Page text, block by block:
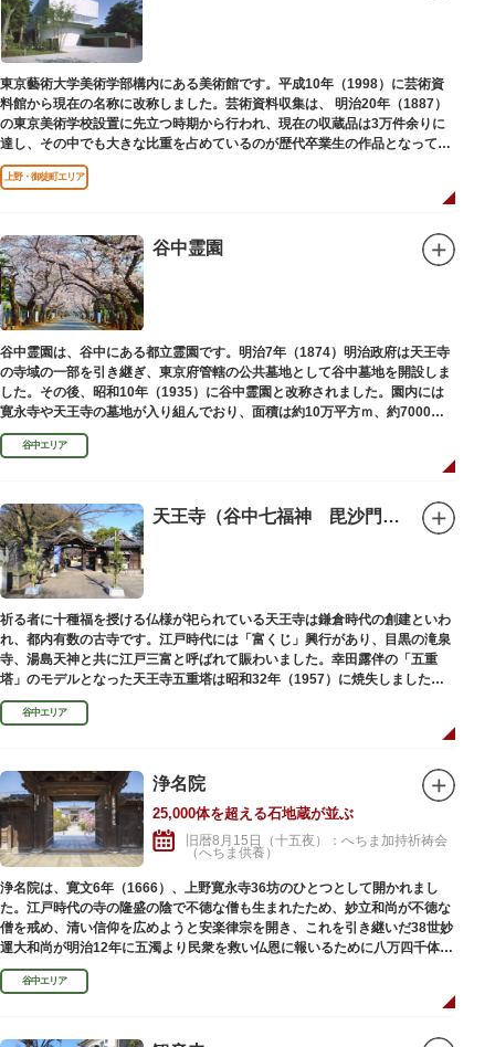
東京藝術大学美術学部構内にある美術館です。平成10年（1998）に芸術資
料館から現在の名称に改称しました。芸術資料収集は、 明治20年（1887）
の東京美術学校設置に先立つ時期から行われ、現在の収蔵品は3万件余りに
達し、その中でも大きな比重を占めているのが歴代卒業生の作品となってい
ます。
上野・御徒町エリア
谷中霊園
谷中霊園は、谷中にある都立霊園です。明治7年（1874）明治政府は天王寺
の寺域の一部を引き継ぎ、東京府管轄の公共墓地として谷中墓地を開設しま
した。その後、昭和10年（1935）に谷中霊園と改称されました。園内には
寛永寺や天王寺の墓地が入り組んでおり、面積は約10万平方ｍ、約7000基
の墓が並んでいます。園内を通る「さくら通り」は桜の名所となっていま
す。谷中エリア
天王寺（谷中七福神 毘沙門天）
祈る者に十種福を授ける仏様が祀られている天王寺は鎌倉時代の創建といわ
れ、都内有数の古寺です。江戸時代には「富くじ」興行があり、目黒の滝泉
寺、湯島天神と共に江戸三富と呼ばれて賑わいました。幸田露伴の「五重
塔」のモデルとなった天王寺五重塔は昭和32年（1957）に焼失しました
が、その跡地は今も谷中霊園に残っています。
谷中エリア
浄名院
25,000体を超える石地蔵が並ぶ
旧暦8月15日（十五夜）：へちま加持祈祷会
（へちま供養）
浄名院は、寛文6年（1666）、上野寛永寺36坊のひとつとして開かれまし
た。江戸時代の寺の隆盛の陰で不徳な僧も生まれたため、妙立和尚が不徳な
僧を戒め、清い信仰を広めようと安楽律宗を開き、これを引き継いだ38世妙
運大和尚が明治12年に五濁より民衆を救い仏恩に報いるために八万四千体の
石地蔵建立を発願しました。現在では2万５千体を超える像が造立されてい
ます。谷中エリア